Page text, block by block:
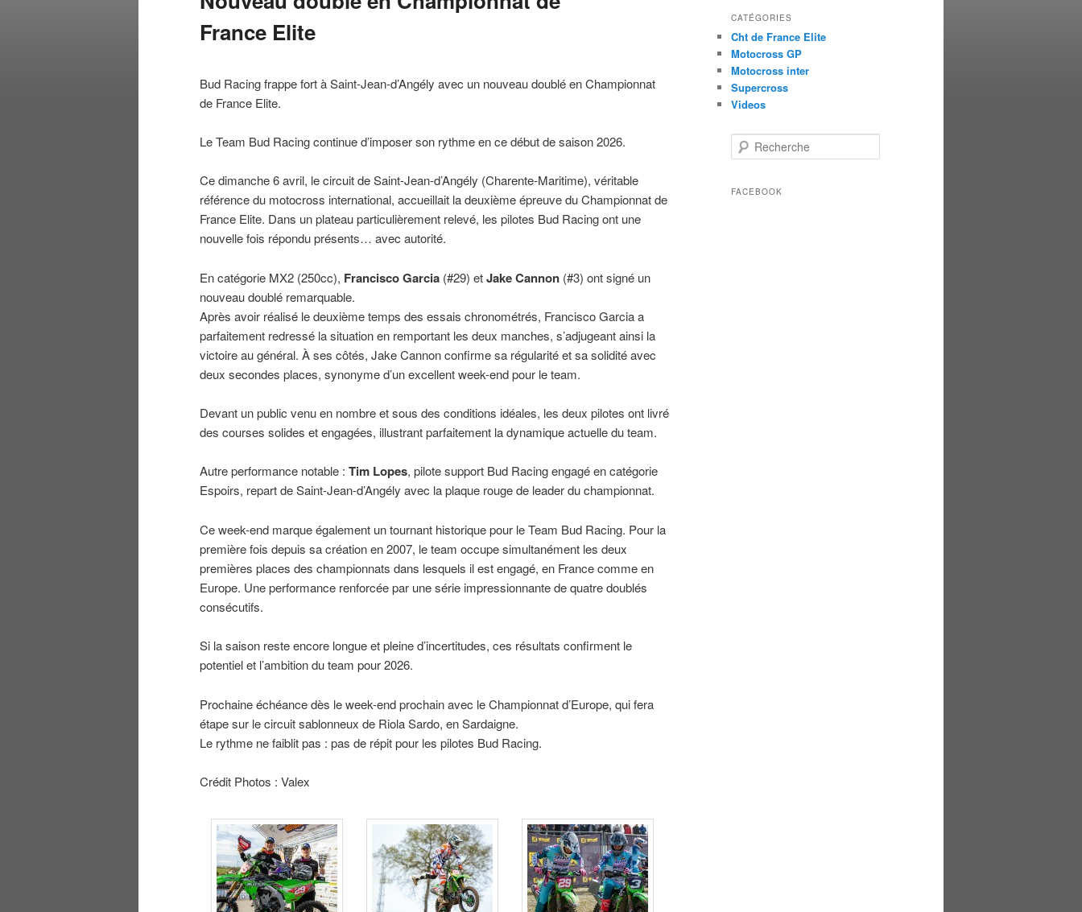
France Elite
Bud Racing frappe fort à Saint-Jean-d’Angély avec un nouveau doublé en Championnat
de France Elite.
Le Team Bud Racing continue d’imposer son rythme en ce début de saison 2026.
Ce dimanche 6 avril, le circuit de Saint-Jean-d’Angély (Charente-Maritime), véritable
référence du motocross international, accueillait la deuxième épreuve du Championnat de
France Elite. Dans un plateau particulièrement relevé, les pilotes Bud Racing ont une
nouvelle fois répondu présents… avec autorité.
En catégorie MX2 (250cc), Francisco Garcia (#29) etJake Cannon (#3) ont signé un
nouveau doublé remarquable.
Après avoir réalisé le deuxième temps des essais chronométrés, Francisco Garcia a
parfaitement redressé la situation en remportant les deux manches, s’adjugeant ainsi la
victoire au général. À ses côtés, Jake Cannon confirme sa régularité et sa solidité avec
deux secondes places, synonyme d’un excellent week-end pour le team.
Devant un public venu en nombre et sous des conditions idéales, les deux pilotes ont livré
des courses solides et engagées, illustrant parfaitement la dynamique actuelle du team.
Autre performance notable : Tim Lopes, pilote support Bud Racing engagé en catégorie
Espoirs, repart de Saint-Jean-d’Angély avec la plaque rouge de leader du championnat.
Ce week-end marque également un tournant historique pour le Team Bud Racing. Pour la
première fois depuis sa création en 2007, le team occupe simultanément les deux
premières places des championnats dans lesquels il est engagé, en France comme en
Europe. Une performance renforcée par une série impressionnante de quatre doublés
consécutifs.
Si la saison reste encore longue et pleine d’incertitudes, ces résultats confirment le
potentiel et l’ambition du team pour 2026.
Prochaine échéance dès le week-end prochain avec le Championnat d’Europe, qui fera
étape sur le circuit sablonneux de Riola Sardo, en Sardaigne.
Le rythme ne faiblit pas : pas de répit pour les pilotes Bud Racing.
Crédit Photos : Valex
CATÉGORIES
Cht de France Elite
Motocross GP
Motocross inter
Supercross
Videos
Recherche
FACEBOOK